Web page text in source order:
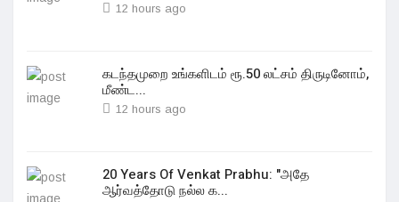
12 hours ago
கடந்தமுறை உங்களிடம் ரூ.50 லட்சம் திருடினோம்,
மீண்ட...
12 hours ago
20 Years Of Venkat Prabhu: "அதே
ஆர்வத்தோடு நல்ல க...